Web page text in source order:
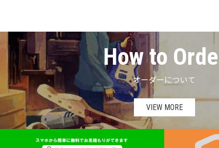
How to
オーダーについて
VIEW MORE